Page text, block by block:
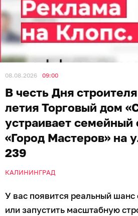
08.08.2026 09:00
В честь Дня
летия Торговый дом
устраивает семейный
«Город Мастеров» на
239
КАЛИНИНГРАД
У вас появится реальный шанс
или запустить масштабную